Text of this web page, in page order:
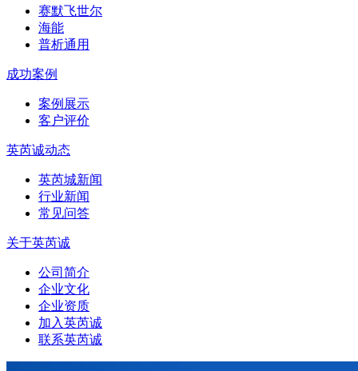
赛默飞世尔
海能
普析通用
成功案例
案例展示
客户评价
英芮诚动态
英芮城新闻
行业新闻
常见问答
关于英芮诚
公司简介
企业文化
企业资质
加入英芮诚
联系英芮诚